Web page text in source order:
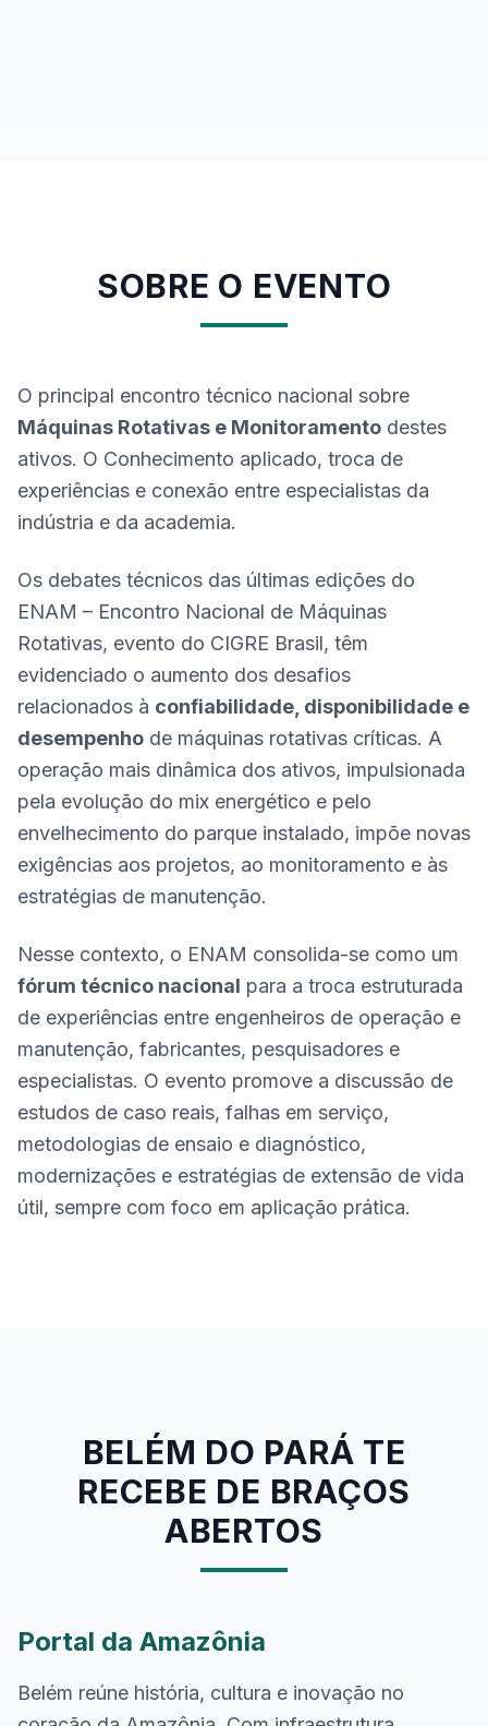
SOBRE O EVENTO
O principal encontro técnico nacional sobre
Máquinas Rotativas e Monitoramento destes
ativos. O Conhecimento aplicado, troca de
experiências e conexão entre especialistas da
indústria e da academia.
Os debates técnicos das últimas edições do
ENAM – Encontro Nacional de Máquinas
Rotativas, evento do CIGRE Brasil, têm
evidenciado o aumento dos desafios
relacionados à confiabilidade, disponibilidade e
desempenho de máquinas rotativas críticas. A
operação mais dinâmica dos ativos, impulsionada
pela evolução do mix energético e pelo
envelhecimento do parque instalado, impõe novas
exigências aos projetos, ao monitoramento e às
estratégias de manutenção.
Nesse contexto, o ENAM consolida-se como um
fórum técnico nacional para a troca estruturada
de experiências entre engenheiros de operação e
manutenção, fabricantes, pesquisadores e
especialistas. O evento promove a discussão de
estudos de caso reais, falhas em serviço,
metodologias de ensaio e diagnóstico,
modernizações e estratégias de extensão de vida
útil, sempre com foco em aplicação prática.
BELÉM DO PARÁ TE
RECEBE DE BRAÇOS
ABERTOS
Portal da Amazônia
Belém reúne história, cultura e inovação no